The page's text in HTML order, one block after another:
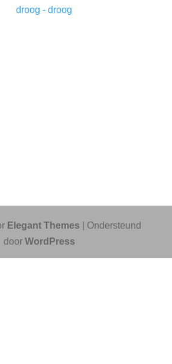
Elegant Themes | Ondersteund
doorWordPress